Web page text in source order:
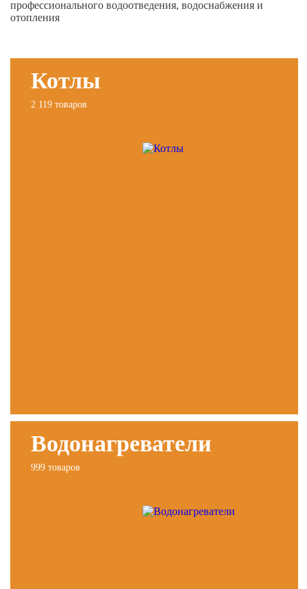
профессионального водоотведения, водоснабжения и
отопления
Котлы
2 119 товаров
Водонагреватели
999 товаров